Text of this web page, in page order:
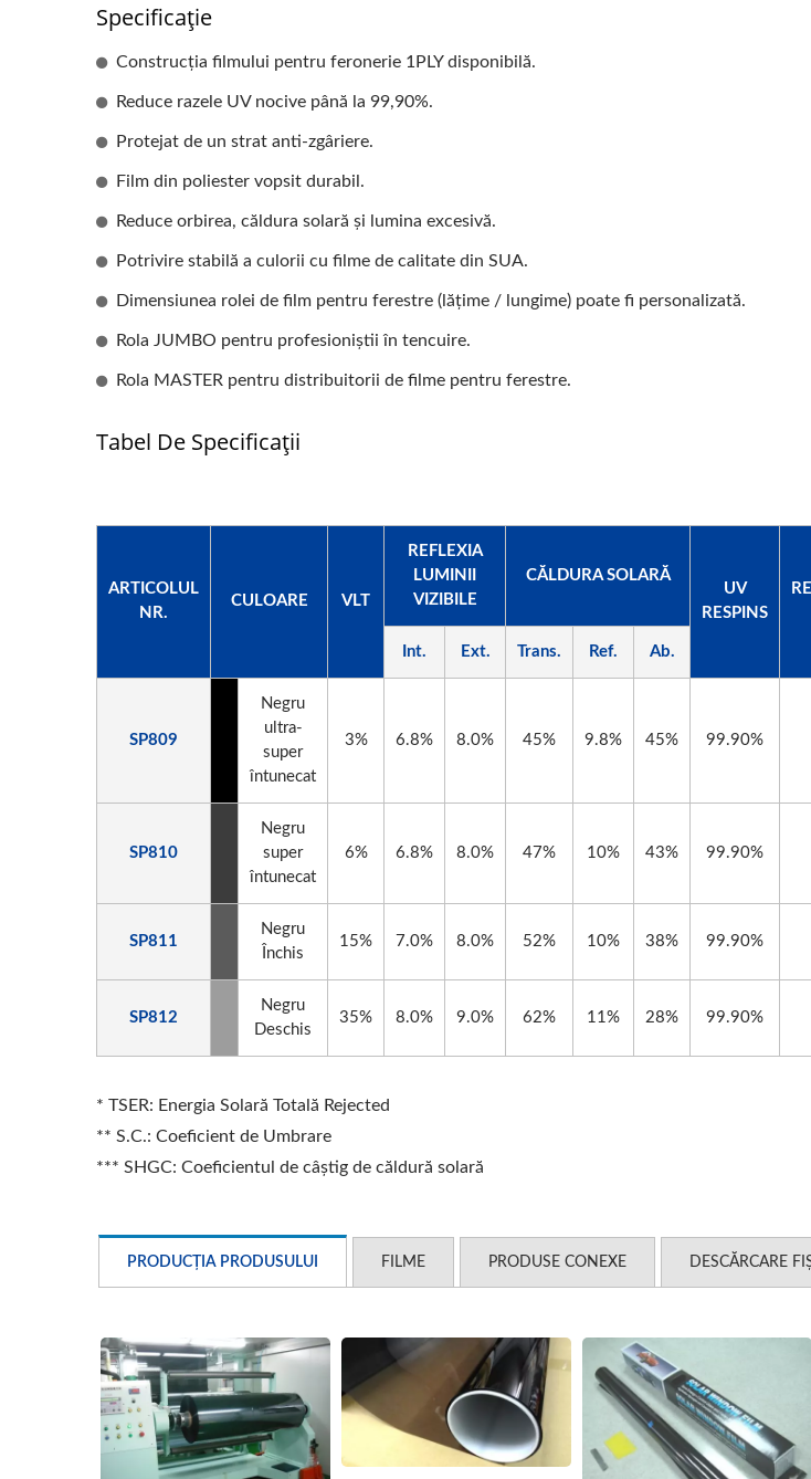
Specificație
Construcția filmului pentru feronerie 1PLY disponibilă.
Reduce razele UV nocive până la 99,90%.
Protejat de un strat anti-zgâriere.
Film din poliester vopsit durabil.
Reduce orbirea, căldura solară și lumina excesivă.
Potrivire stabilă a culorii cu filme de calitate din SUA.
Dimensiunea rolei de film pentru ferestre (lățime / lungime) poate fi personalizată.
Rola JUMBO pentru profesioniștii în tencuire.
Rola MASTER pentru distribuitorii de filme pentru ferestre.
Tabel De Specificații
ARTICOLUL
NR.
CULOARE VLT
REFLEXIA
LUMINII
VIZIBILE
CĂLDURA SOLARĂ
UV
RESPINS
Int. Ext. Trans. Ref. Ab.
SP809
Negru
ultra-
super
întunecat
3% 6.8% 8.0% 45% 9.8% 45% 99.90%
SP810
Negru
super
întunecat
6% 6.8% 8.0% 47% 10% 43% 99.90%
SP811
Negru
Închis
15% 7.0% 8.0% 52% 10% 38% 99.90%
SP812
Negru
Deschis
35% 8.0% 9.0% 62% 11% 28% 99.90%
* TSER: Energia Solară Totală Rejected
** S.C.: Coeficient de Umbrare
*** SHGC: Coeficientul de câștig de căldură solară
PRODUCȚIA PRODUSULUI FILME PRODUSE CONEXE DESCĂRCARE